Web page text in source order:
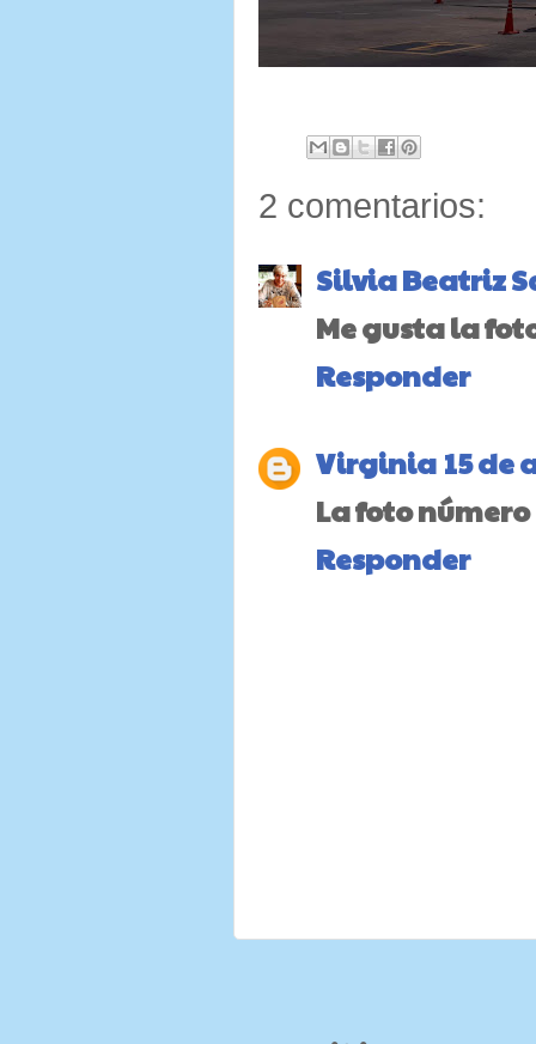
2 comentarios:
Silvia Beatriz
Me gusta la
Responder
Virginia 15 de
La foto número
Responder